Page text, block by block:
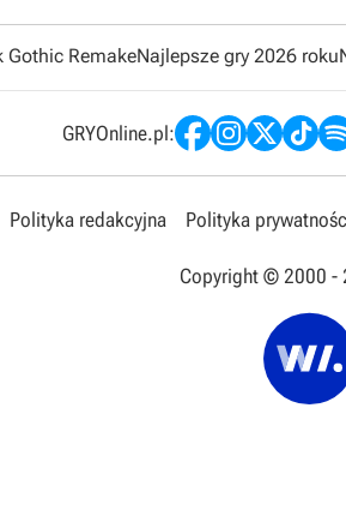
Gothic RemakeNajlepsze gry 2026 roku
GRYOnline.pl:
Polityka redakcyjna Polityka
Copyright © 2000 -